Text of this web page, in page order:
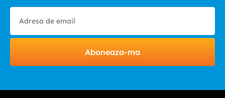
Aboneaza-ma